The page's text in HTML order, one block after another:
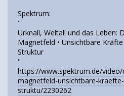
Spektrum:
"
Urknall, Weltall und das Leben:
Magnetfeld • Unsichtbare
Struktur
"
https://www.spektrum.de/video/
magnetfeld-unsichtbare-
struktu/2230262